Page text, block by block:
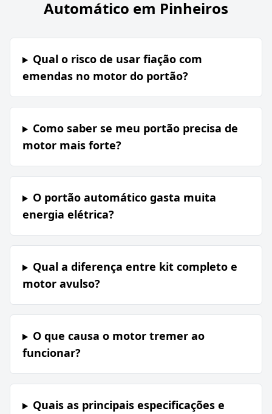
Automático em Pinheiros
Qual o risco de usar fiação com
emendas no motor do portão?
Como saber se meu portão precisa de
motor mais forte?
O portão automático gasta muita
energia elétrica?
Qual a diferença entre kit completo e
motor avulso?
O que causa o motor tremer ao
funcionar?
Quais as principais especificações e